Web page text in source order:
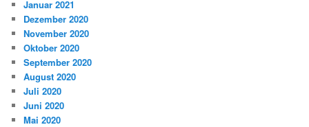
Januar 2021
Dezember 2020
November 2020
Oktober 2020
September 2020
August 2020
Juli 2020
Juni 2020
Mai 2020